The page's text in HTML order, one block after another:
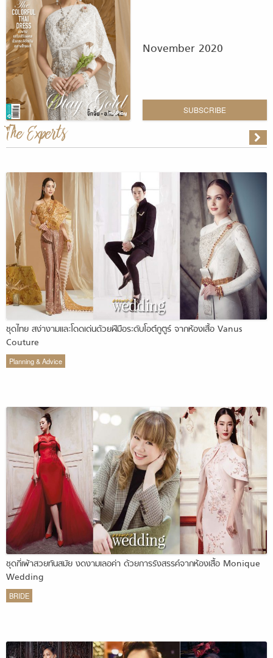
November 2020
SUBSCRIBE
The Experts
ชุดไทย สง่างามและโดดเด่นด้วยฝีมือระดับโอต์กูตูร์ จากห้องเสื้อ Vanus
Couture
Planning & Advice
ชุดกี่เพ้าสวยทันสมัย งดงามเลอค่า ด้วยการรังสรรค์จากห้องเสื้อ Monique
Wedding
BRIDE